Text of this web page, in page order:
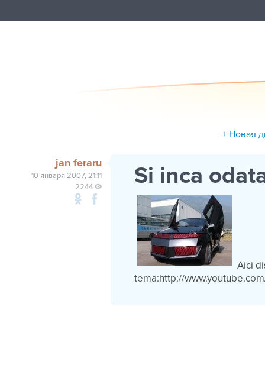
+ Новая
jan feraru
10 января 2007, 21:11
2244
Si inca
Aici
tema:http://